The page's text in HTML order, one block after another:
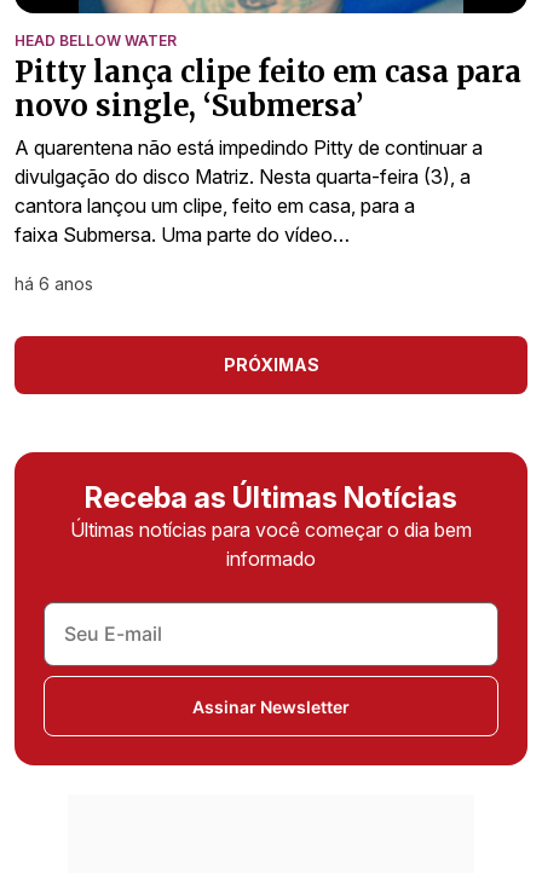
HEAD BELLOW WATER
Pitty lança clipe feito em casa para
novo single, ‘Submersa’
A quarentena não está impedindo Pitty de continuar a
divulgação do disco Matriz. Nesta quarta-feira (3), a
cantora lançou um clipe, feito em casa, para a
faixa Submersa. Uma parte do vídeo…
há 6 anos
PRÓXIMAS
Receba as Últimas Notícias
Últimas notícias para você começar o dia bem
informado
Assinar Newsletter